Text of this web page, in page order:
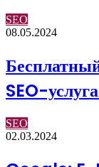
SEO
08.05.2024
SEO-
SEO
02.03.2024